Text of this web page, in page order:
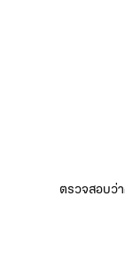
ตรวจสอบว่